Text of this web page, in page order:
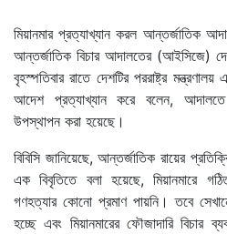
মিয়ানমার প্রত্যাখ্যান করল আন্তর্জাতিক
আন্তর্জাতিক বিচার আদালতের (আইসিজে)
বৃহস্পতিবার রাতে দেশটির পররাষ্ট্র
আদেশ প্রত্যাখ্যান করে বলেন, আদালতে
উপস্থাপন করা হয়েছে।
বিবিসি জানিয়েছে, আন্তর্জাতিক রায়ের
এক বিবৃতিতে বলা হয়েছে, মিয়ানমারে
গণহত্যার কোনো প্রমাণ পায়নি। তবে
হচ্ছে এবং মিয়ানমারের ফৌজাদারি বিচার